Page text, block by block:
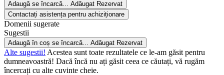
Adaugă se încarcă... Adăugat Rezervat
Contactați asistența pentru achiziționare
Domenii sugerate
Sugestii
Adaugă în coș se încarcă... Adăugat Rezervat
Alte sugestii! Acestea sunt toate rezultatele ce le-am găsit pentru
dumneavoastră! Dacă încă nu ați găsit ceea ce căutați, vă rugăm
încercați cu alte cuvinte cheie.